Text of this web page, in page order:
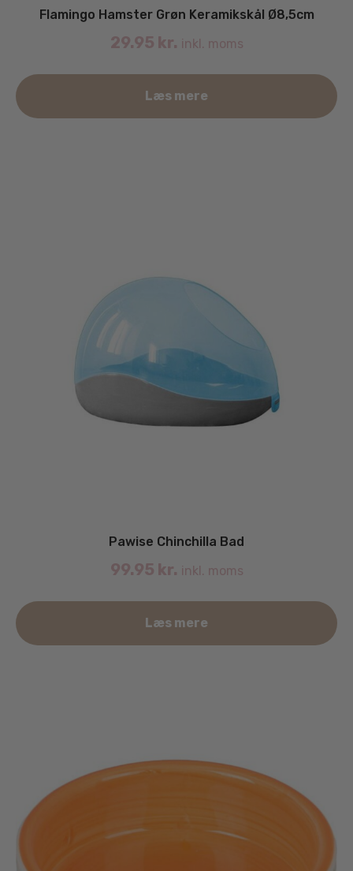
Flamingo Hamster Grøn Keramikskål Ø8,5cm
29.95 kr. inkl. moms
Læs mere
Pawise Chinchilla Bad
99.95 kr. inkl. moms
Læs mere